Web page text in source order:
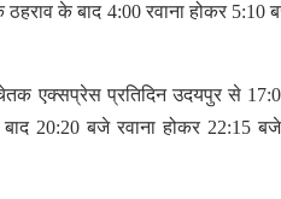
के बाद 4:00 रवाना होकर 5:10
एक्सप्रेस प्रतिदिन उदयपुर से
20:20 बजे रवाना होकर 22:15